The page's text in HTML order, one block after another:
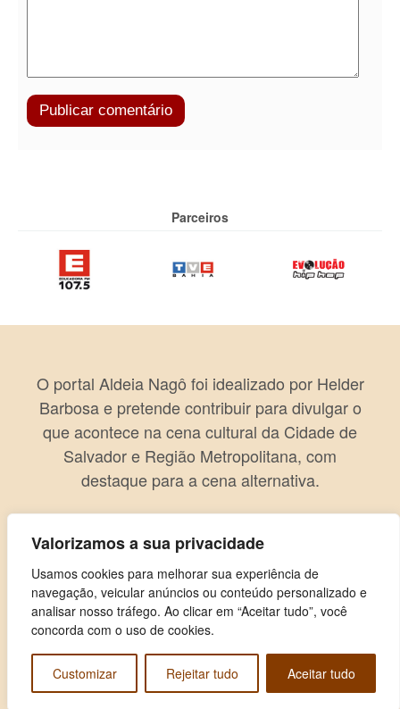
Valorizamos a sua privacidade
Usamos cookies para melhorar sua experiência de
navegação, veicular anúncios ou conteúdo personalizado e
analisar nosso tráfego. Ao clicar em “Aceitar tudo”, você
concorda com o uso de cookies.
Customizar Rejeitar tudo Aceitar tudo
Parceiros
O portal Aldeia Nagô foi idealizado por Helder
Barbosa e pretende contribuir para divulgar o
que acontece na cena cultural da Cidade de
Salvador e Região Metropolitana, com
destaque para a cena alternativa.
Copyright © 2026 Aldeia Nagô. Todos os direitos reservados.